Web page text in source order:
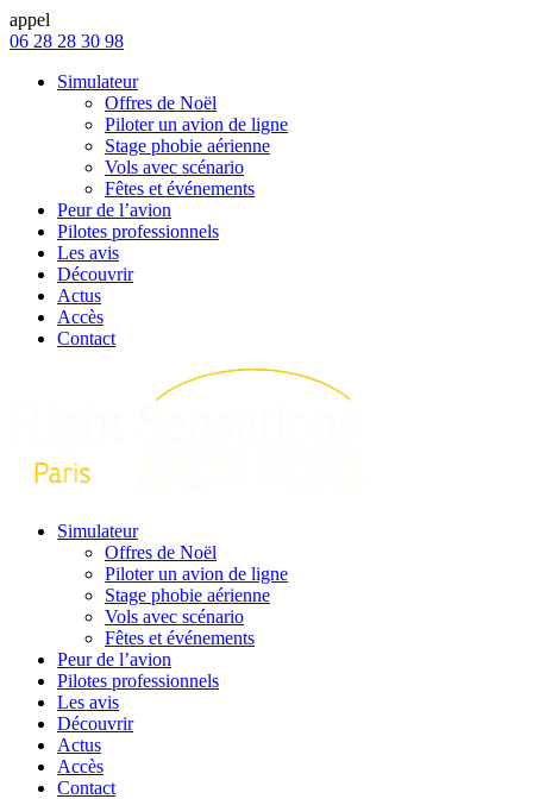
appel
06 28 28 30 98
Simulateur
Offres de Noël
Piloter un avion de ligne
Stage phobie aérienne
Vols avec scénario
Fêtes et événements
Peur de l’avion
Pilotes professionnels
Les avis
Découvrir
Actus
Accès
Contact
Simulateur
Offres de Noël
Piloter un avion de ligne
Stage phobie aérienne
Vols avec scénario
Fêtes et événements
Peur de l’avion
Pilotes professionnels
Les avis
Découvrir
Actus
Accès
Contact